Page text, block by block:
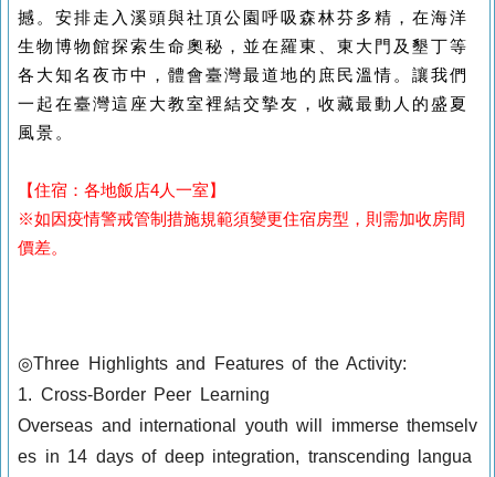
撼。安排走入溪頭與社頂公園呼吸森林芬多精，在海洋
生物博物館探索生命奧秘，並在羅東、東大門及墾丁等
各大知名夜市中，體會臺灣最道地的庶民溫情。讓我們
一起在臺灣這座大教室裡結交摯友，收藏最動人的盛夏
風景。
【住宿：各地飯店4人一室】
※如因疫情警戒管制措施規範須變更住宿房型，則需加收房間
價差。
◎Three Highlights and Features of the Activity:
1. Cross-Border Peer Learning
Overseas and international youth will immerse themselv
es in 14 days of deep integration, transcending langua